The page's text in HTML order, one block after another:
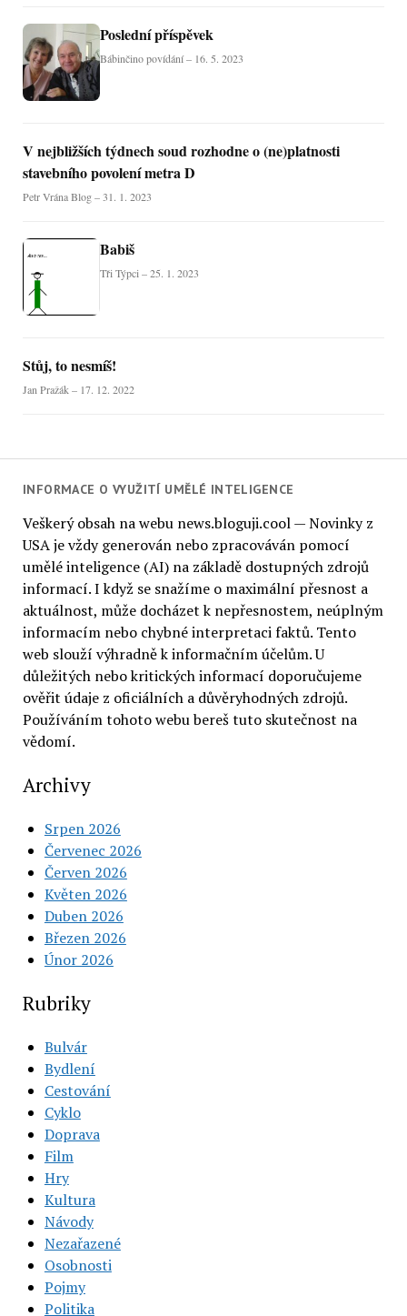
Poslední příspěvek
Bábinčino povídání – 16. 5. 2023
V nejbližších týdnech soud rozhodne o (ne)platnosti
stavebního povolení metra D
Petr Vrána Blog – 31. 1. 2023
Babiš
Tři Týpci – 25. 1. 2023
Stůj, to nesmíš!
Jan Pražák – 17. 12. 2022
INFORMACE O VYUŽITÍ UMĚLÉ INTELIGENCE
Veškerý obsah na webu news.bloguji.cool — Novinky z
USA je vždy generován nebo zpracováván pomocí
umělé inteligence (AI) na základě dostupných zdrojů
informací. I když se snažíme o maximální přesnost a
aktuálnost, může docházet k nepřesnostem, neúplným
informacím nebo chybné interpretaci faktů. Tento
web slouží výhradně k informačním účelům. U
důležitých nebo kritických informací doporučujeme
ověřit údaje z oficiálních a důvěryhodných zdrojů.
Používáním tohoto webu bereš tuto skutečnost na
vědomí.
Archivy
Srpen 2026
Červenec 2026
Červen 2026
Květen 2026
Duben 2026
Březen 2026
Únor 2026
Rubriky
Bulvár
Bydlení
Cestování
Cyklo
Doprava
Film
Hry
Kultura
Návody
Nezařazené
Osobnosti
Pojmy
Politika